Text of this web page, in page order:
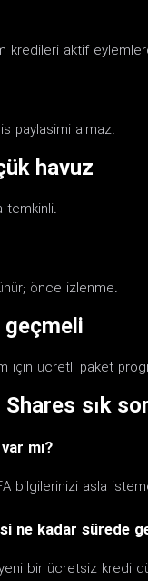
kredileri aktif
paylasimi almaz.
havuz
temkinli.
önce izlenme.
için ücretli paket
sık
mı?
bilgilerinizi asla
ne kadar sürede
bir ücretsiz kredi